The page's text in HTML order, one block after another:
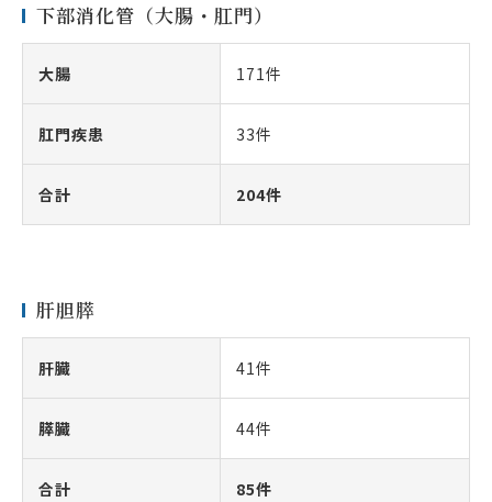
下部消化管（大腸・肛門）
大腸 171件
肛門疾患 33件
合計 204件
肝胆膵
肝臓 41件
膵臓 44件
合計 85件